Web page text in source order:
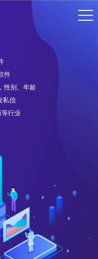
件
性别、年龄
私信
行业